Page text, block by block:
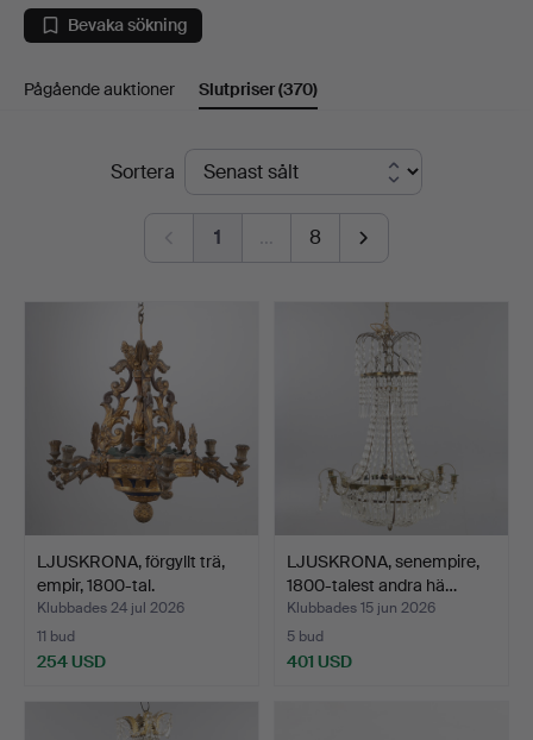
Stockholms
Auktionsverk
Bevaka sökning
Pågående auktioner Slutpriser(370)
SlutpriserSortera
1 … 8
LJUSKRONA, förgyllt trä,
empir, 1800-tal.
Klubbades 24 jul 2026
11 bud
254 USD
LJUSKRONA, senempire,
1800-talest andra hä…
Klubbades 15 jun 2026
5 bud
401 USD